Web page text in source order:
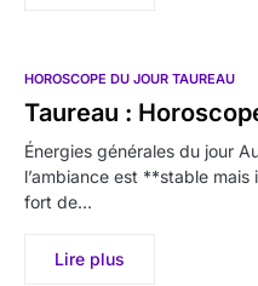
HOROSCOPE DU JOUR TAUREAU
Taureau :
Énergies générales du jour
l’ambiance est **stable
fort de…
Lire plus